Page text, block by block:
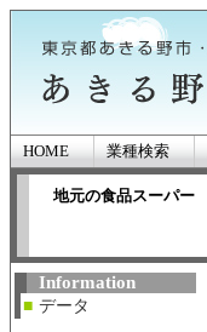
HOME 業種検索
地元の食品スーパー
Information
■ データ